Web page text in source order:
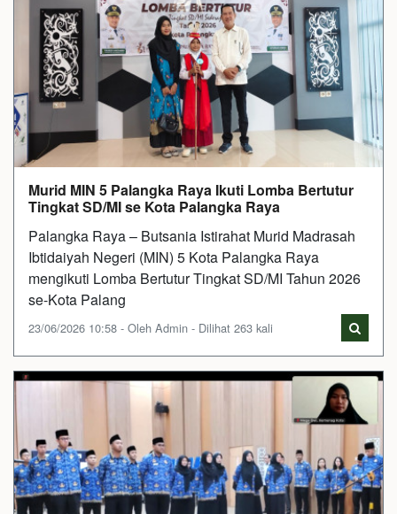
Murid MIN 5 Palangka Raya Ikuti Lomba Bertutur
Tingkat SD/MI se Kota Palangka Raya
Palangka Raya – Butsania Istirahat Murid Madrasah
Ibtidaiyah Negeri (MIN) 5 Kota Palangka Raya
mengikuti Lomba Bertutur Tingkat SD/MI Tahun 2026
se-Kota Palang
23/06/2026 10:58 - Oleh Admin - Dilihat 263 kali